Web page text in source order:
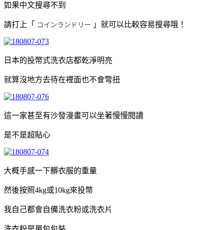
如果中文搜尋不到
請打上「 コインランドリー 」就可以比較容易搜尋哦！
日本的投幣式洗衣店都乾淨明亮
就算沒地方去待在裡面也不會彆扭
這一家甚至有沙發漫畫可以坐著慢慢閱讀
是不是超貼心
大概手感一下髒衣服的重量
然後按照4kg或10kg來投幣
我自己都會自備洗衣粉或洗衣片